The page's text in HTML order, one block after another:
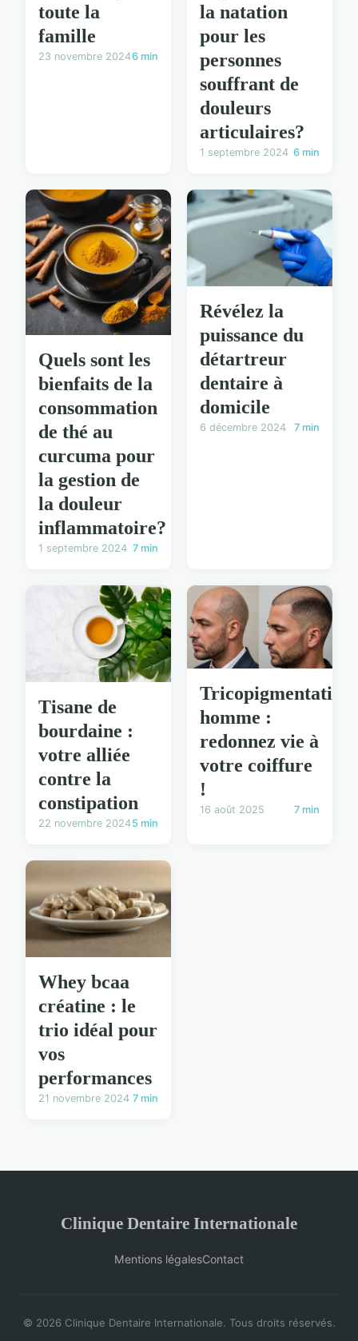
toute la
famille
23 novembre 20246 min
la natation
pour les
personnes
souffrant de
douleurs
articulaires?
1 septembre 2024 6 min
Quels sont les
bienfaits de la
consommation
de thé au
curcuma pour
la gestion de
la douleur
inflammatoire?
1 septembre 2024 7 min
Révélez la
puissance du
détartreur
dentaire à
domicile
6 décembre 2024 7 min
Tisane de
bourdaine :
votre alliée
contre la
constipation
22 novembre 20245 min
Tricopigmentation
homme :
redonnez vie à
votre coiffure
!
16 août 2025 7 min
Whey bcaa
créatine : le
trio idéal pour
vos
performances
21 novembre 2024 7 min
Clinique Dentaire Internationale
Mentions légalesContact
© 2026 Clinique Dentaire Internationale. Tous droits réservés.